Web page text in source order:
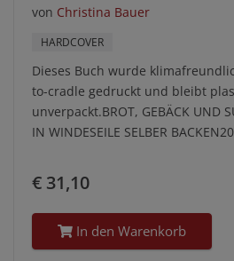
von Christina Bauer
HARDCOVER
Dieses Buch wurde
to-cradle gedruckt und bleibt
unverpackt.BROT, GEBÄCK UND
IN WINDESEILE SELBER
€ 31,10
In den Warenkorb